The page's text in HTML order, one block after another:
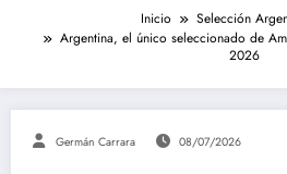
Inicio
Selección
Argentina, el único seleccionado de
2026
Germán Carrara 08/07/2026